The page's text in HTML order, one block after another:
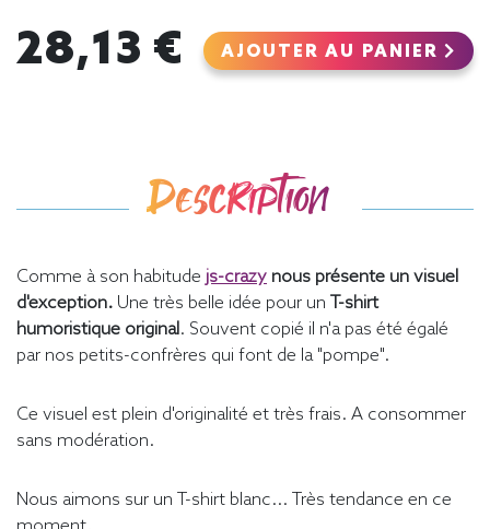
28,13 € AJOUTER AU PANIER
Description
Comme à son habitude js-crazy nous présente un visuel
d'exception. Une très belle idée pour un T-shirt
humoristique original . Souvent copié il n'a pas été égalé
par nos petits-confrères qui font de la "pompe".
Ce visuel est plein d'originalité et très frais. A consommer
sans modération.
Nous aimons sur un T-shirt blanc... Très tendance en ce